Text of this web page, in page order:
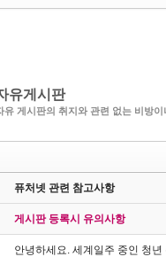
유게시판
유 게시판의 취지와 관련 없는 비방
퓨처넷 관련 참고사항
게시판 등록시 유의사항
안녕하세요. 세계일주 중인 청